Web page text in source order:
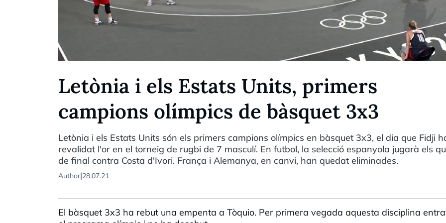
Letònia i els Estats Units, primers
campions olímpics de bàsquet 3x3
Letònia i els Estats Units són els primers campions olímpics en bàsquet 3x3, el dia que Fidji
revalidat l'or en el torneig de rugbi de 7 masculí. En futbol, la selecció espanyola jugarà els
de final contra Costa d'Ivori. França i Alemanya, en canvi, han quedat eliminades.
Author|28.07.21
El bàsquet 3x3 ha rebut una empenta a Tòquio. Per primera vegada aquesta disciplina